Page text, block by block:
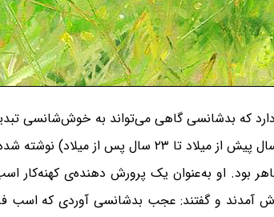
دارد که بدشانسی گاهی می‌تواند به خوش‌شانسی
بود. او به‌عنوان یک پرورش دهنده‌ی کهنه‌کار
آمدند و گفتند: عجب بدشانسی آوردی که اسب